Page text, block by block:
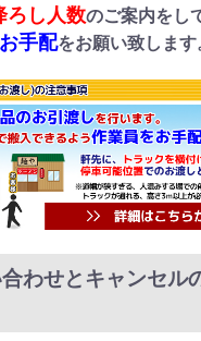
ろし人数のご案内をし
手配をお願い致します
合わせとキャンセル